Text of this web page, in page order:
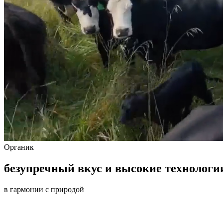
Органик
безупречный вкус и высокие
в гармонии с природой